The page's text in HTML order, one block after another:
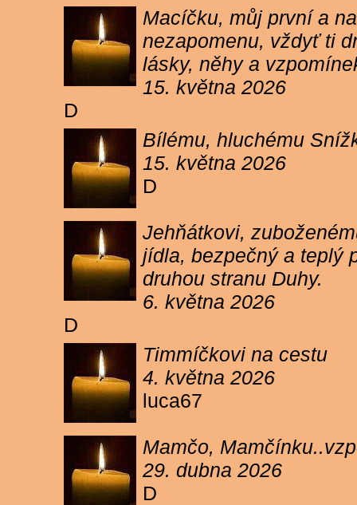
Macíčku, můj první a
nezapomenu, vždyť ti
lásky, něhy a
15. května 2026
D
Bílému, hluchému
15. května 2026
D
Jehňátkovi,
jídla, bezpečný a teplý
druhou stranu Duhy.
6. května 2026
D
Timmíčkovi na cestu
4. května 2026
luca67
Mamčo,
29. dubna 2026
D